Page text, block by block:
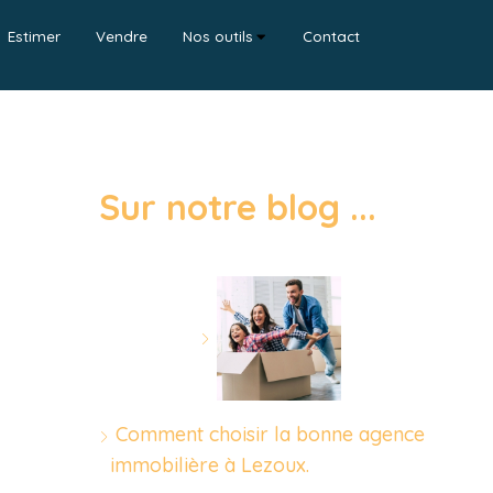
Estimer Vendre Nos outils Contact
Sur notre blog ...
Comment choisir la bonne agence
immobilière à Lezoux.